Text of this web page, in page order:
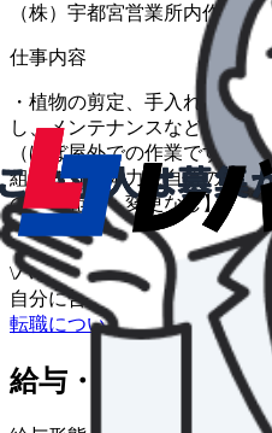
（株）宇都宮営業所内作業所
仕事内容
・植物の剪定、手入れ ・草
し、メンテナンスなど ＊造
（ほぼ屋外での作業です）
組める方、体力に自信のあ
の変更範囲：
急 募 ＞＞
\ハローワークの求人も一括管
自分に合う求人を探してもら
転職について相談する
給与・福利厚生